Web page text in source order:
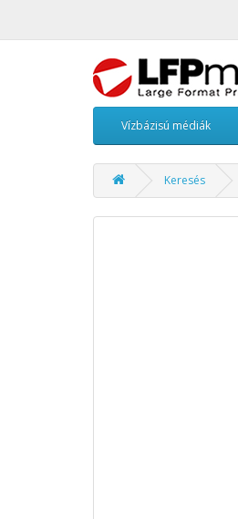
Vízbázisú médiák
Keresés